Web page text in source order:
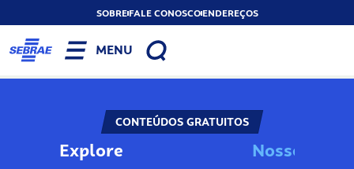
SOBREFALE CONOSCOENDEREÇOS
MENU
CONTEÚDOS GRATUITOS
Explore No